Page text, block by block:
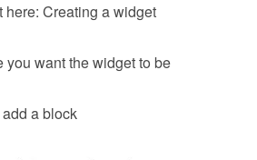
here: Creating a widget
you want the widget to be
a block